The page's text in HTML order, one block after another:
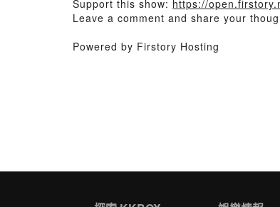
Support this show: https://
Leave a comment and share your
Powered by Firstory Hosting